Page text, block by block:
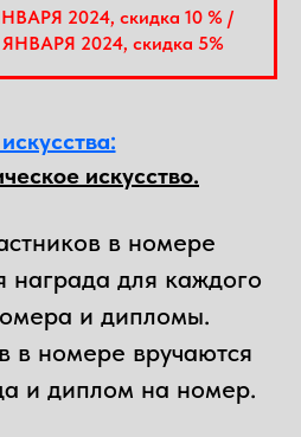
2024, скидка 10 % /
2024, скидка 5%
искусство.
в номере
награда для каждого
и дипломы.
в номере вручаются
и диплом на номер.